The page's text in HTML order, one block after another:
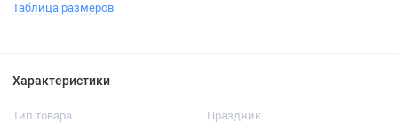
Таблица размеров
Характеристики
Тип товара Праздник